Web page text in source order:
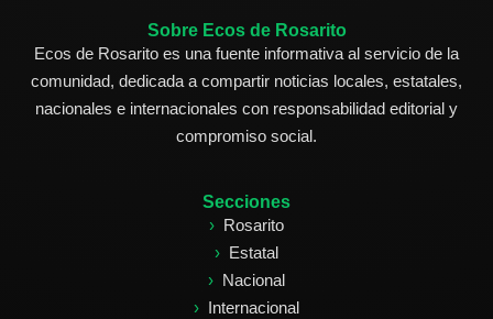
Sobre Ecos de Rosarito
Ecos de Rosarito es una fuente informativa al servicio de la
comunidad, dedicada a compartir noticias locales, estatales,
nacionales e internacionales con responsabilidad editorial y
compromiso social.
Secciones
Rosarito
Estatal
Nacional
Internacional